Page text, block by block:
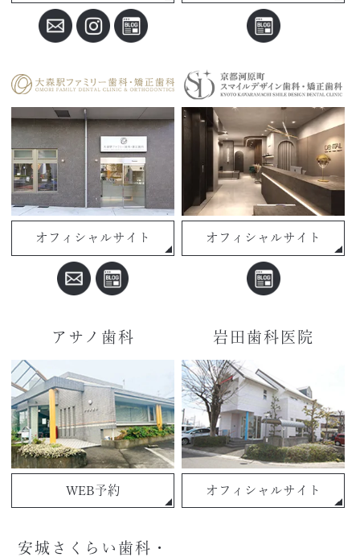
オフィシャルサイト オフィシャルサイト
アサノ歯科
WEB予約
岩田歯科医院
オフィシャルサイト
安城さくらい歯科・